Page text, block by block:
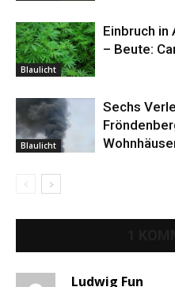
Blaulicht
Einbruch in
– Beute:
Blaulicht
Sechs
Ludwig Fun